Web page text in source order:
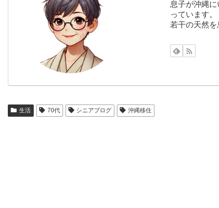
息子が沖縄
っています。
若干の天然
生活 70代 シニアブログ 沖縄移住